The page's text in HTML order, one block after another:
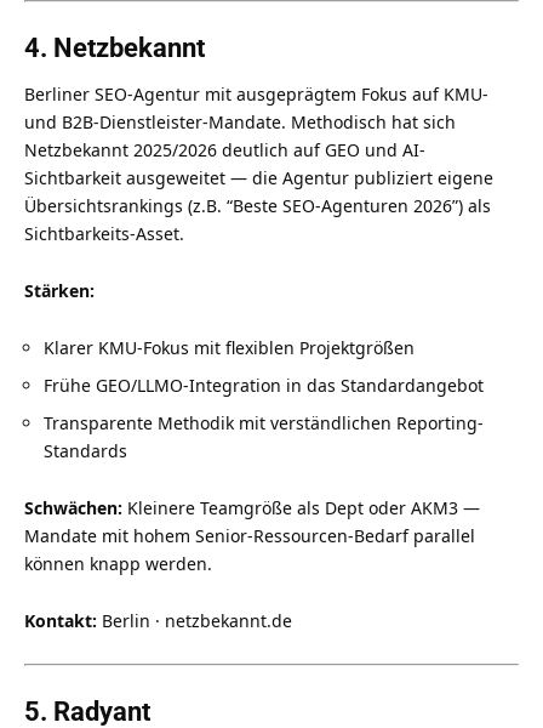
4. Netzbekannt
Berliner SEO-Agentur mit ausgeprägtem Fokus auf KMU-
und B2B-Dienstleister-Mandate. Methodisch hat sich
Netzbekannt 2025/2026 deutlich auf GEO und AI-
Sichtbarkeit ausgeweitet — die Agentur publiziert eigene
Übersichtsrankings (z.B. “Beste SEO-Agenturen 2026”) als
Sichtbarkeits-Asset.
Stärken:
Klarer KMU-Fokus mit flexiblen Projektgrößen
Frühe GEO/LLMO-Integration in das Standardangebot
Transparente Methodik mit verständlichen Reporting-
Standards
Schwächen: Kleinere Teamgröße als Dept oder AKM3 —
Mandate mit hohem Senior-Ressourcen-Bedarf parallel
können knapp werden.
Kontakt: Berlin · netzbekannt.de
5. Radyant